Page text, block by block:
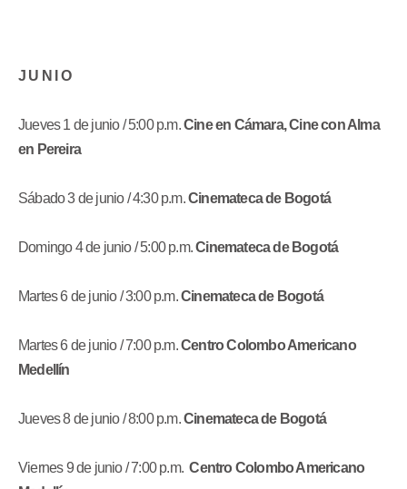
J U N I O
Jueves 1 de junio / 5:00 p.m.Cine en Cámara, Cine con Alma
en Pereira
Sábado 3 de junio / 4:30 p.m.Cinemateca de Bogotá
Domingo 4 de junio / 5:00 p.m.Cinemateca de Bogotá
Martes 6 de junio / 3:00 p.m.Cinemateca de Bogotá
Martes 6 de junio / 7:00 p.m.Centro Colombo Americano
Medellín
Jueves 8 de junio / 8:00 p.m.Cinemateca de Bogotá
Viernes 9 de junio / 7:00 p.m.Centro Colombo Americano